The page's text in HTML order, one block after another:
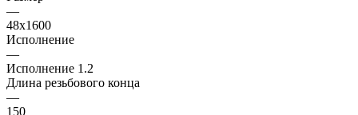
—
48х1600
Исполнение
—
Исполнение 1.2
Длина резьбового конца
—
150